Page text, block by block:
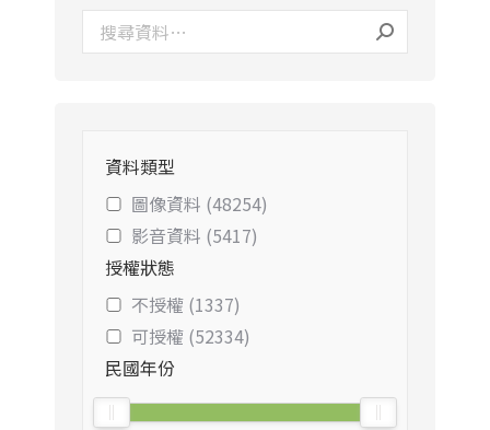
資料類型
圖像資料 (48254)
影音資料 (5417)
授權狀態
不授權 (1337)
可授權 (52334)
民國年份